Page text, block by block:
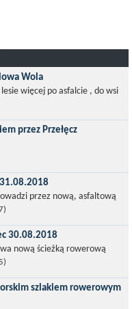
Wola
więcej po asfalcie , do wsi
nie ma , a ci co
przez Przełęcz
raczej płaska z jednym
od strony Olesznej.
przez nową, asfaltową
wzdłuż drogi 203).
30.08.2018
nową ścieżką rowerową
na pierwszym rondzie zjazd
szlakiem rowerowym